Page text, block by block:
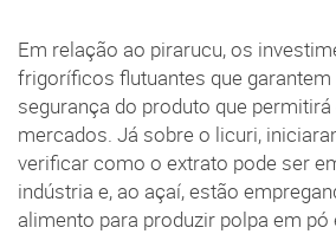
Em relação ao pirarucu, os
frigoríficos flutuantes que
segurança do produto que
mercados. Já sobre o licuri,
verificar como o extrato pode ser
indústria e, ao açaí, estão
alimento para produzir polpa em